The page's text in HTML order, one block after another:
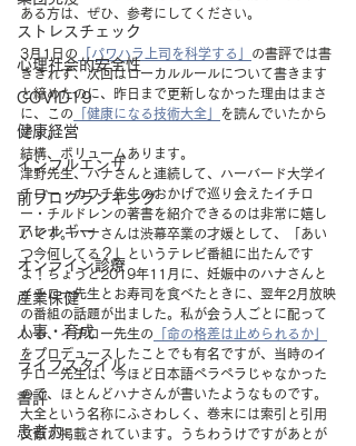
ストレスチェック
心理社会的安全性
COVID19
健康経営
インフルエンザ
前ブログランキング
アレルギー
オンライン診療
産業保健
人事・育成
ライフスタイル
書評
患者力
ある方は、ぜひ、参考にしてください。
3月1日の 「パワハラ上司を科学する」 の書評では書
ききれず、次回はローカルルールについて書きます
と締めたのに、昨日まで更新しなかった理由はまさ
に、この 「健康になる技術大全」 を読んでいたから
です。
結構、ボリュームあります。
津野先生、ハナさんと連続して、ハーバード大学イ
チロー・カワチ先生のおかげで巡り会えたイチロ
ー・チルドレンの著書を紹介できるのは非常に嬉し
いです。ハナさんは渋幕卒業の才媛として、「あい
つ今何してる？」というテレビ番組に出たんです
よ！ちょうど2019年11月に、妊娠中のハナさんと
イチロー先生とお寿司を食べたときに、翌年2月放映
の番組の話題が出ました。私が会う人ごとに配って
いる、イチロー先生の 「命の格差は止められるか」
をプロデュースしたことでも有名ですが、当時のイ
チロー先生は、今ほど日本語ペラペラじゃなかった
ので、ほとんどハナさんが書いたようなものです。
大全という名称にふさわしく、巻末には索引と引用
文献が掲載されています。うちわうけですがあとが